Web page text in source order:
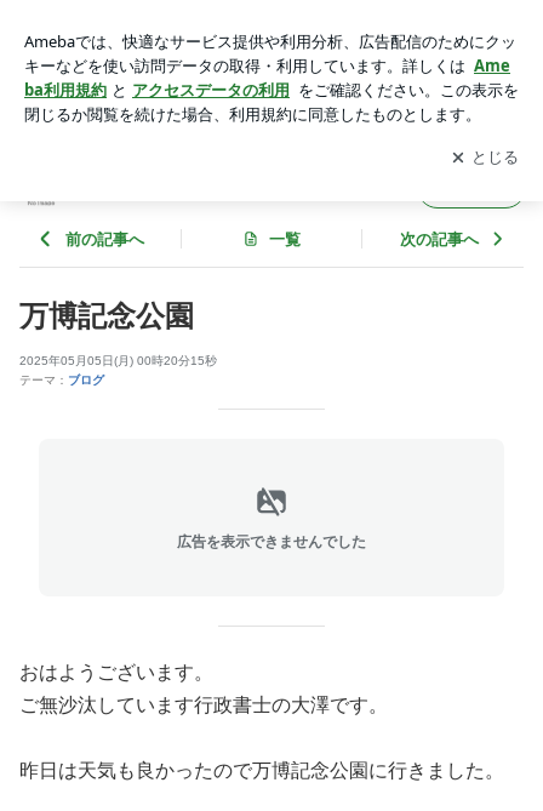
アプリをダウンロードして ブログの更新通知
を受け取りまし
ょう。
開く
前の記事へ 一覧 次の記事へ
万博記念公園
2025年05月05日(月) 00時20分15秒
テーマ： ブログ
広告を表示できませんでした
おはようございます。
ご無沙汰しています行政書士の大澤です。
昨日は天気も良かったので万博記念公園に行きました。